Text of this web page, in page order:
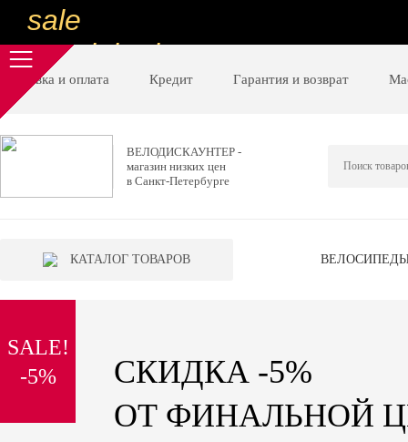
sale
special price
sale
низкие цены
вот дешево
special price
sale
надо брать
sale
Доставка и оплата Кредит Гарантия и возврат
ВЕЛОДИСКАУНТЕР -
магазин низких цен
в Санкт-Петербурге
КАТАЛОГ ТОВАРОВ
SALE!
-5%
СКИДКА -5%
ОТ ФИНАЛЬНОЙ